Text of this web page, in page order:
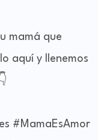
mamá que
aquí y llenemos
#MamaEsAmor